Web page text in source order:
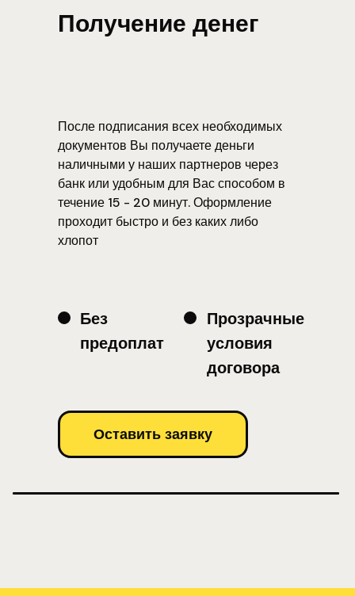
После подписания всех необходимых
документов Вы получаете деньги
наличными у наших партнеров через
банк или удобным для Вас способом в
течение 15 - 20 минут. Оформление
проходит быстро и без каких либо
хлопот
Получение денег
Оставить заявку
Без
предоплат
Прозрачные
условия
договора